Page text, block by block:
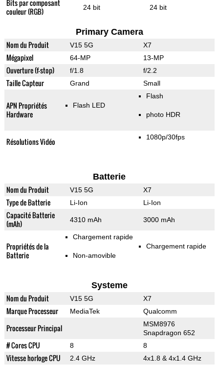
Bits par composant
couleur (RGB)
24 bit 24 bit
Primary Camera
Nom du Produit V15 5G X7
Mégapixel 64-MP 13-MP
Ouverture (f-stop) f/1.8 f/2.2
Taille Capteur Grand Small
APN Propriétés
Hardware
Flash LED
Flash
photo HDR
Résolutions Vidéo 1080p/30fps
Batterie
Nom du Produit V15 5G X7
Type de Batterie Li-Ion Li-Ion
Capacité Batterie
(mAh)
4310 mAh 3000 mAh
Propriétés de la
Batterie
Chargement rapide
Non-amovible
Chargement rapide
Systeme
Nom du Produit V15 5G X7
Marque Processeur MediaTek Qualcomm
Processeur Principal
MSM8976
Snapdragon 652
# Cores CPU 8 8
Vitesse horloge CPU 2.4 GHz 4x1.8 & 4x1.4 GHz